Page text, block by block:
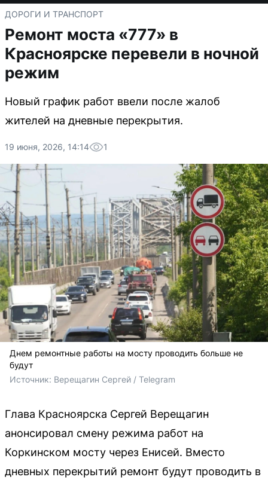
ДОРОГИ И ТРАНСПОРТ
Ремонт моста «777» в
Красноярске перевели в ночной
режим
Новый график работ ввели после жалоб
жителей на дневные перекрытия.
19 июня, 2026, 14:14 1
Днем ремонтные работы на мосту проводить больше не
будут
Источник: Верещагин Сергей / Telegram
Глава Красноярска Сергей Верещагин
анонсировал смену режима работ на
Коркинском мосту через Енисей. Вместо
дневных перекрытий ремонт будут проводить в